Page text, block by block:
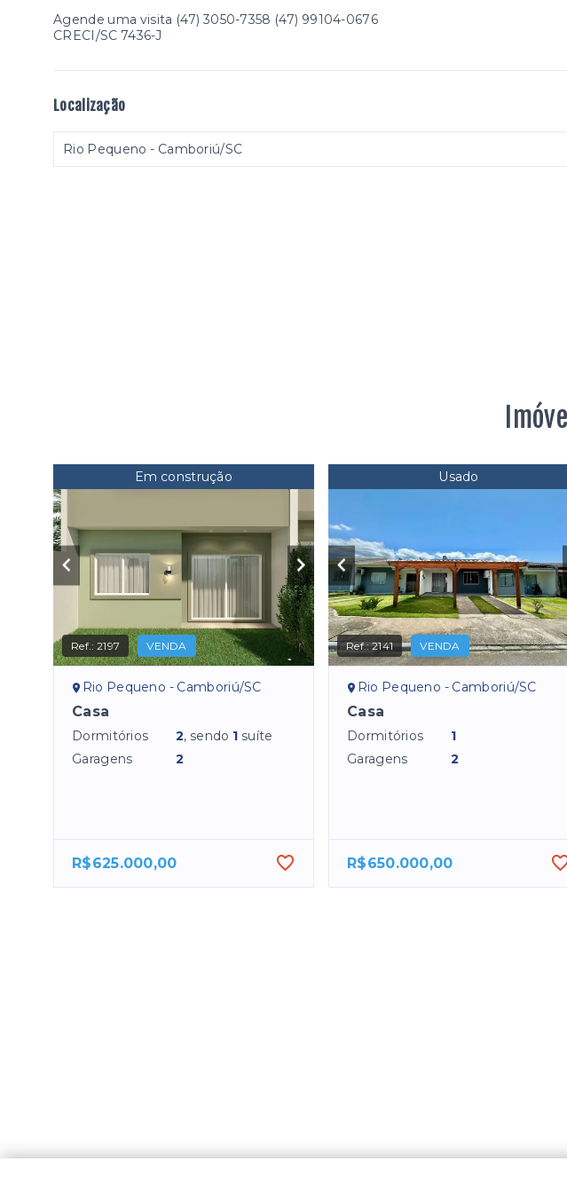
Agende uma visita (47) 3050-7358 (47) 99104-0676
CRECI/SC 7436-J
Localização
Rio Pequeno - Camboriú/SC
Em construção
Ref.:2197 VENDA
Rio Pequeno - Camboriú/SC
Casa
Dormitórios 2, sendo 1 suíte
Garagens
2
R$625.000,00
Usado
Ref.:2141 VENDA
Rio Pequeno - Camboriú/SC
Casa
Dormitórios
1
Garagens
2
R$650.000,00